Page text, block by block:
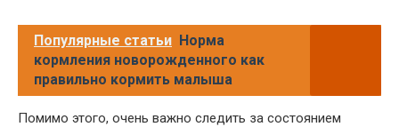
Популярные статьи Норма
кормления новорожденного как
правильно кормить малыша
Помимо этого, очень важно следить за состоянием